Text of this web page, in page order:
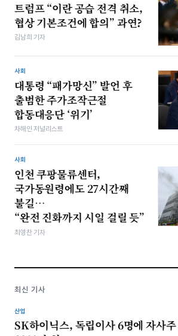
트럼프 “이란 공습 전격 취소,
협상 기본조건에 합의” 과연?
김남희 기자
사회
대통령 “패가망신” 발언 후
출범한 주가조작근절
합동대응단 ‘위기’
차해인 저널리스트
사회
인천 쿠팡물류센터,
국가동원령에도 27시간째
불길…
“완전 진화까지 시일 걸릴 듯”
최영찬 기자
최신 기사
산업
SK하이닉스, 독립이사 6명에 자사주